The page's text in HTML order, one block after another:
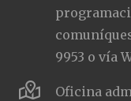
9953 o vía
Oficina